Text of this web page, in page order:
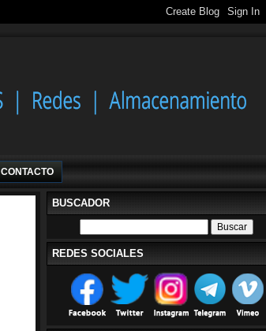
CONTACTO
BUSCADOR
REDES SOCIALES